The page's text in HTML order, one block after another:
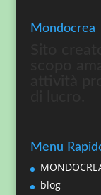
Mondocrea
Menu
blog